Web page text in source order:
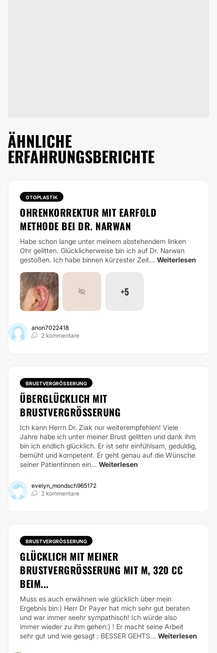
ÄHNLICHE
ERFAHRUNGSBERICHTE
OTOPLASTIK
OHRENKORREKTUR MIT EARFOLD
METHODE BEI DR. NARWAN
Habe schon lange unter meinem abstehendem linken
Ohr gelitten. Glücklicherweise bin ich auf Dr. Narwan
gestoßen. Ich habe binnen kürzester Zeit... Weiterlesen
+5
anon7022418
2 kommentare
BRUSTVERGRÖSSERUNG
ÜBERGLÜCKLICH MIT
BRUSTVERGRÖSSERUNG
Ich kann Herrn Dr. Ziak nur weiterempfehlen! Viele
Jahre habe ich unter meiner Brust gelitten und dank ihm
bin ich endlich glücklich. Er ist sehr einfühlsam, geduldig,
bemüht und kompetent. Er geht genau auf die Wünsche
seiner Patientinnen ein... Weiterlesen
evelyn_mondsch965172
2 kommentare
BRUSTVERGRÖSSERUNG
GLÜCKLICH MIT MEINER
BRUSTVERGRÖSSERUNG MIT M, 320 CC
BEIM...
Muss es auch erwähnen wie glücklich über mein
Ergebnis bin:) Herr Dr Payer hat mich sehr gut beraten
und war immer seehr sympathisch! Ich würde also
immer wieder zu ihm gehen:) ! Er macht seine Arbeit
sehr gut und wie gesagt : BESSER GEHTS... Weiterlesen